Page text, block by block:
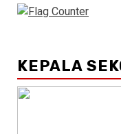
KEPALA